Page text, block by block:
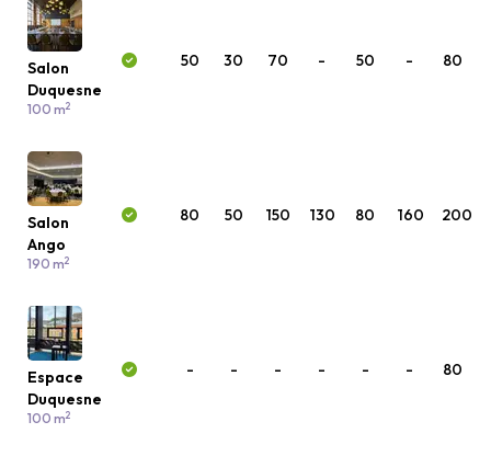
Salon
Duquesne
100 m2
50 30 70 - 50 - 80
Salon
Ango
190 m2
80 50 150 130 80 160 200
Espace
Duquesne
100 m2
- - - - - - 80